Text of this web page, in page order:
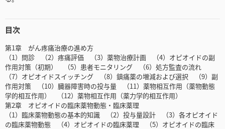
目次
第1章 がん疼痛治療の進め方
（1）問診 （2）疼痛評価 （3）薬物治療計画 （4）オピオイドの副
作用対策（初期） （5）患者モニタリング （6）処方監査の流れ
（7）オピオイドスイッチング （8）鎮痛薬の増減および選択 （9）副
作用対策 （10）臓器障害時の投与量 （11）薬物相互作用（薬物動態
学的相互作用） （12）薬物相互作用（薬力学的相互作用）
第2章 オピオイドの臨床薬物動態・臨床薬理
（1）臨床薬物動態の基本的知識 （2）投与量設計 （3）各オピオイド
の臨床薬物動態 （4）オピオイドの臨床薬理 （5）オピオイドの臨床